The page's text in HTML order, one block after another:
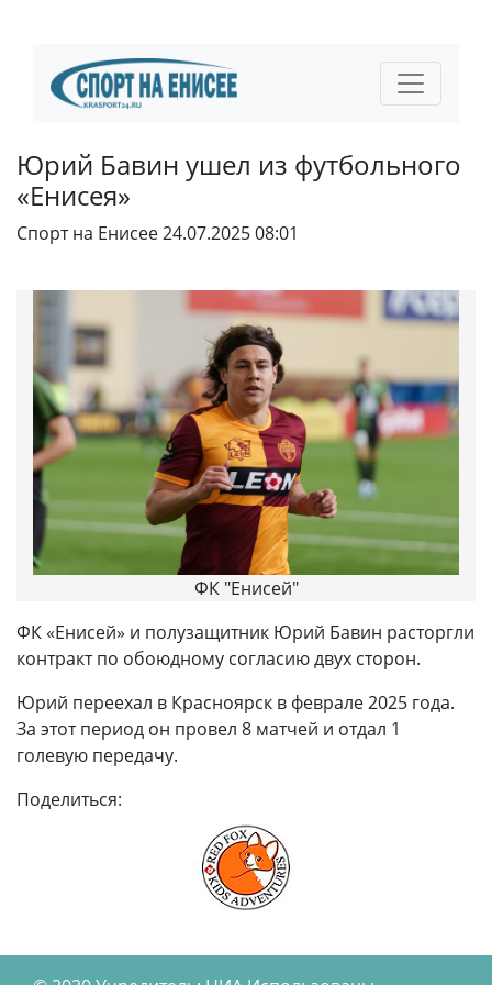
Юрий Бавин ушел из футбольного
«Енисея»
Спорт на Енисее24.07.2025 08:01
ФК "Енисей"
ФК «Енисей» и полузащитник Юрий Бавин расторгли
контракт по обоюдному согласию двух сторон.
Юрий переехал в Красноярск в феврале 2025 года.
За этот период он провел 8 матчей и отдал 1
голевую передачу.
Поделиться: